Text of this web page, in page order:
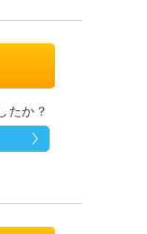
たか？